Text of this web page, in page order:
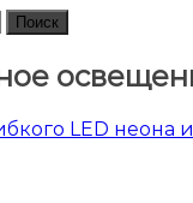
Поиск
LED неона